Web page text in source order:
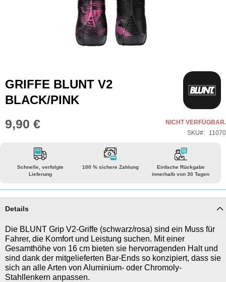
Zum
Anfang
der
Bildgalerie
springen
GRIFFE BLUNT V2
BLACK/PINK
9,90 €
NICHT VERFÜGBAR.
SKU
11070
Schnelle, verfolgte
Lieferung
100 % sichere Zahlung
Einfache Rückgabe
innerhalb von 30 Tagen
Details
Die BLUNT Grip V2-Griffe (schwarz/rosa) sind ein Muss für
Fahrer, die Komfort und Leistung suchen. Mit einer
Gesamthöhe von 16 cm bieten sie hervorragenden Halt und
sind dank der mitgelieferten Bar-Ends so konzipiert, dass sie
sich an alle Arten von Aluminium- oder Chromoly-
Stahllenkern anpassen.